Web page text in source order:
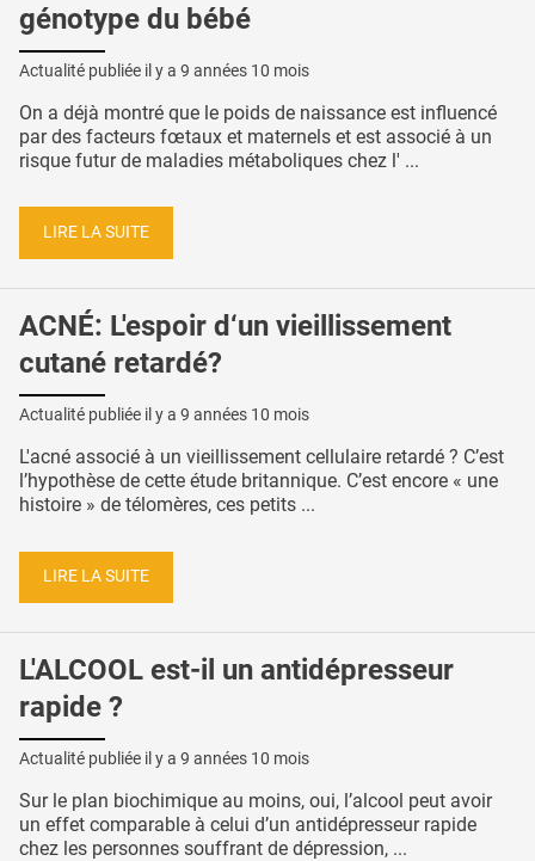
génotype du bébé
Actualité publiée il y a 9 années 10 mois
On a déjà montré que le poids de naissance est influencé
par des facteurs fœtaux et maternels et est associé à un
risque futur de maladies métaboliques chez l' ...
LIRE LA SUITE
ACNÉ: L'espoir d‘un vieillissement
cutané retardé?
Actualité publiée il y a 9 années 10 mois
L'acné associé à un vieillissement cellulaire retardé ? C’est
l’hypothèse de cette étude britannique. C’est encore « une
histoire » de télomères, ces petits ...
LIRE LA SUITE
L'ALCOOL est-il un antidépresseur
rapide ?
Actualité publiée il y a 9 années 10 mois
Sur le plan biochimique au moins, oui, l’alcool peut avoir
un effet comparable à celui d’un antidépresseur rapide
chez les personnes souffrant de dépression, ...